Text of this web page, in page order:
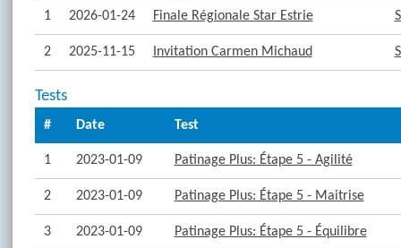
1 2026-01-24 Finale Régionale Star Estrie
2 2025-11-15 Invitation Carmen Michaud
Tests
# Date Test
1 2023-01-09 Patinage Plus: Étape 5 - Agilité
2 2023-01-09 Patinage Plus: Étape 5 - Maitrise
3 2023-01-09 Patinage Plus: Étape 5 - Équilibre